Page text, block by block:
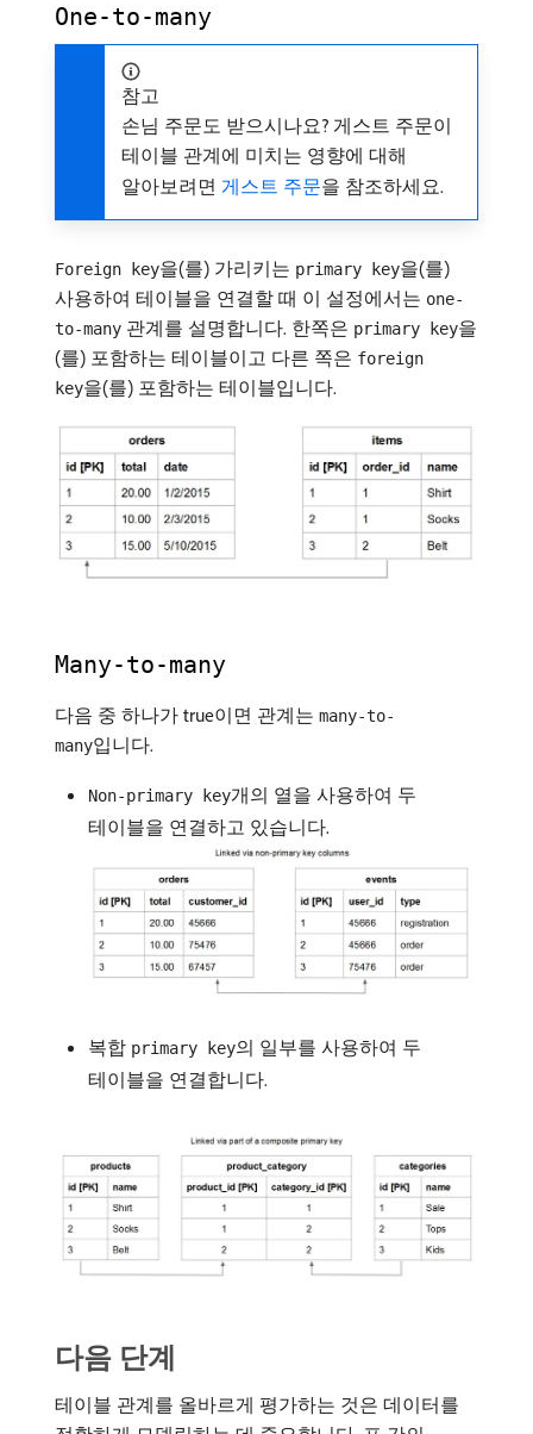
One-to-many
참고
손님 주문도 받으시나요? 게스트 주문이
테이블 관계에 미치는 영향에 대해
알아보려면 게스트 주문을 참조하세요.
Foreign key을(를) 가리키는 primary key을(를)
사용하여 테이블을 연결할 때 이 설정에서는 one-
to-many 관계를 설명합니다. 한쪽은 primary key을
(를) 포함하는 테이블이고 다른 쪽은 foreign
key을(를) 포함하는 테이블입니다.
Many-to-many
다음 중 하나가 true이면 관계는 many-to-
many입니다.
Non-primary key개의 열을 사용하여 두
테이블을 연결하고 있습니다.
복합 primary key의 일부를 사용하여 두
테이블을 연결합니다.
다음 단계
테이블 관계를 올바르게 평가하는 것은 데이터를